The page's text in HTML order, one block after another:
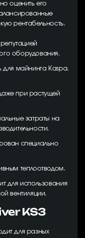
оценить его
рентабельность.
оборудования.
для майнинга Kaspa.
при растущей
затраты на
специально
теплоотводом.
для использования
вентиляции.
KS3
для разных